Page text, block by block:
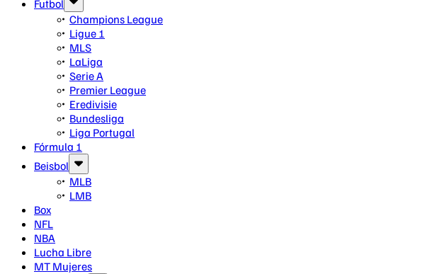
Futbol
Champions League
Ligue 1
MLS
LaLiga
Serie A
Premier League
Eredivisie
Bundesliga
Liga Portugal
Fórmula 1
Beisbol
MLB
LMB
Box
NFL
NBA
Lucha Libre
MT Mujeres